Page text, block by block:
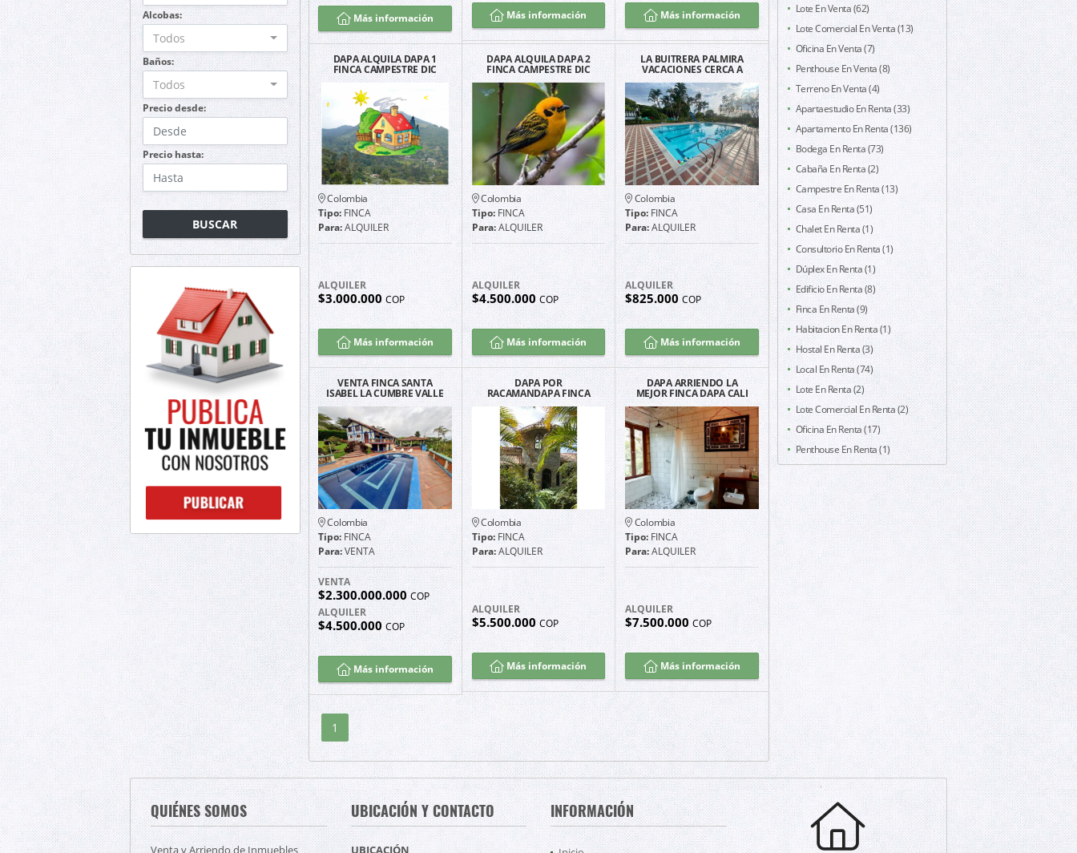
Alcobas:
Todos
Baños:
Todos
Precio desde:
Precio hasta:
BUSCAR
Más información Más información Más información
DAPA ALQUILA DAPA 1
FINCA CAMPESTRE DIC
2023
Colombia
Tipo:FINCA
Para:ALQUILER
ALQUILER
$3.000.000 COP
Más información
DAPA ALQUILA DAPA 2
FINCA CAMPESTRE DIC
2023 HERMOSA VISTA
Colombia
Tipo:FINCA
Para:ALQUILER
ALQUILER
$4.500.000 COP
Más información
LA BUITRERA PALMIRA
VACACIONES CERCA A
PALMIRA 6 NOCHES 7
DÍAS
Colombia
Tipo:FINCA
Para:ALQUILER
ALQUILER
$825.000COP
Más información
VENTA FINCA SANTA
ISABEL LA CUMBRE VALLE
DEL CAUCA
Colombia
Tipo:FINCA
Para:VENTA
VENTA
$2.300.000.000COP
ALQUILER
$4.500.000COP
Más información
DAPA POR
RACAMANDAPA FINCA
EN ALQUILER CALI
Colombia
Tipo:FINCA
Para:ALQUILER
ALQUILER
$5.500.000COP
Más información
DAPA ARRIENDO LA
MEJOR FINCA DAPA CALI
NO SE RECIBE MASCOTAS
2027
Colombia
Tipo: FINCA
Para:ALQUILER
ALQUILER
$7.500.000COP
Más información
1
Lote En Venta (62)
Lote Comercial En Venta (13)
Oficina En Venta (7)
Penthouse En Venta (8)
Terreno En Venta (4)
Apartaestudio En Renta (33)
Apartamento En Renta (136)
Bodega En Renta (73)
Cabaña En Renta (2)
Campestre En Renta (13)
Casa En Renta (51)
Chalet En Renta (1)
Consultorio En Renta (1)
Dúplex En Renta (1)
Edificio En Renta (8)
Finca En Renta (9)
Habitacion En Renta (1)
Hostal En Renta (3)
Local En Renta (74)
Lote En Renta (2)
Lote Comercial En Renta (2)
Oficina En Renta (17)
Penthouse En Renta (1)
QUIÉNES SOMOS
Venta y Arriendo de Inmuebles
UBICACIÓN Y CONTACTO
UBICACIÓN
INFORMACIÓN